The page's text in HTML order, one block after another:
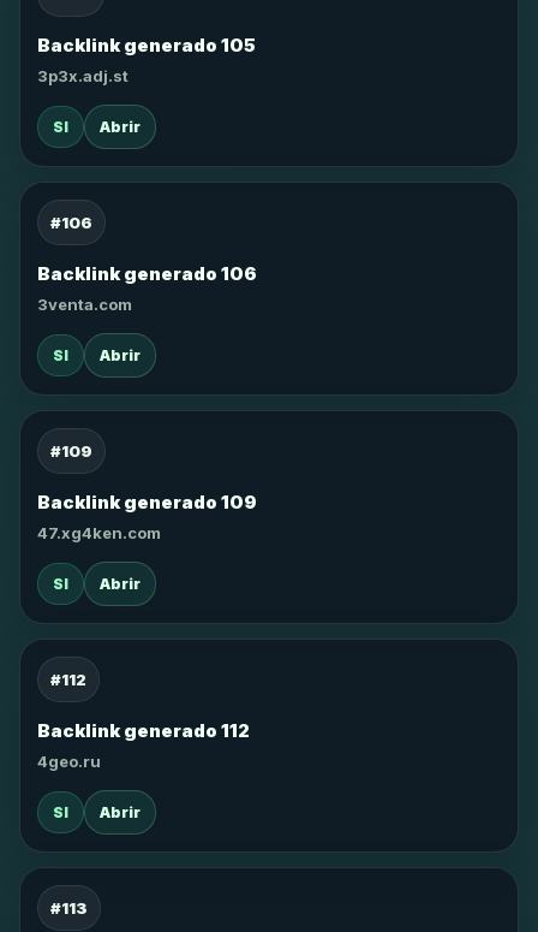
Backlink generado 105
3p3x.adj.st
SI Abrir
#106
Backlink generado 106
3venta.com
SI Abrir
#109
Backlink generado 109
47.xg4ken.com
SI Abrir
#112
Backlink generado 112
4geo.ru
SI Abrir
#113